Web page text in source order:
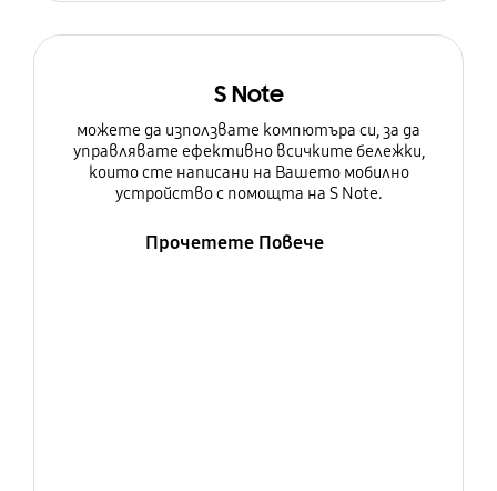
S Note
можете да използвате компютъра си, за да
управлявате ефективно всичките бележки,
които сте написани на Вашето мобилно
устройство с помощта на S Note.
Прочетете Повече